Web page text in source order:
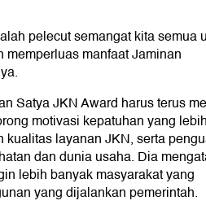
pelecut semangat kita semua
memperluas manfaat Jaminan
Satya JKN Award harus terus
motivasi kepatuhan yang
layanan JKN, serta
dan dunia usaha. Dia
lebih banyak masyarakat yang
yang dijalankan pemerintah.